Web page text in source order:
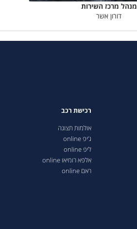
מנהל מרכז השירות
דורון אשר
רכישת רכב
אולמות תצוגה
ג’יפ online
ליפ online
אלפא רומיאו online
ראם online